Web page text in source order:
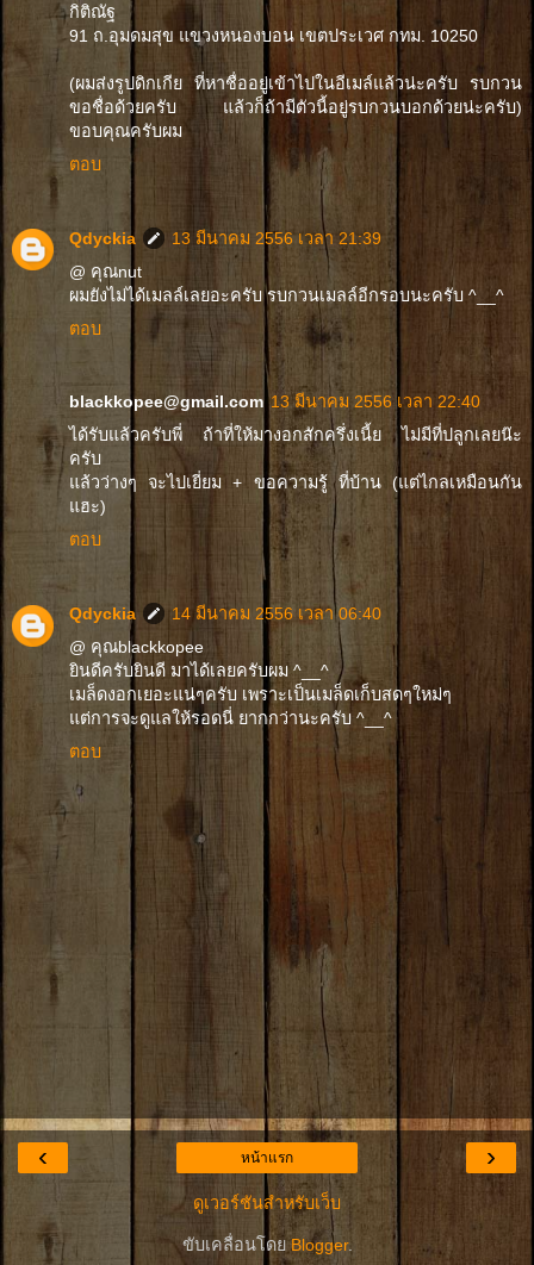
กิติณัฐ
91 ถ.อุมดมสุข แขวงหนองบอน เขตประเวศ กทม. 10250
(ผมส่งรูปดิกเกีย ที่หาชื่ออยู่เข้าไปในอีเมล์แล้วน่ะครับ รบกวน
ขอชื่อด้วยครับ แล้วก็ถ้ามีตัวนี้อยู่รบกวนบอกด้วยน่ะครับ)
ขอบคุณครับผม
ตอบ
Qdyckia
13 มีนาคม 2556 เวลา 21:39
@ คุณnut
ผมยังไม่ได้เมลล์เลยอะครับ รบกวนเมลล์อีกรอบนะครับ ^__^
ตอบ
blackkopee@gmail.com 13 มีนาคม 2556 เวลา 22:40
ได้รับแล้วครับพี่ ถ้าที่ให้มางอกสักครึ่งเนี้ย ไม่มีที่ปลูกเลยน๊ะ
ครับ
แล้วว่างๆ จะไปเยี่ยม + ขอความรู้ ที่บ้าน (แต่ไกลเหมือนกัน
แฮะ)
ตอบ
Qdyckia
14 มีนาคม 2556 เวลา 06:40
@ คุณblackkopee
ยินดีครับยินดี มาได้เลยครับผม ^__^
เมล็ดงอกเยอะแน่ๆครับ เพราะเป็นเมล็ดเก็บสดๆใหม่ๆ
แต่การจะดูแลให้รอดนี่ ยากกว่านะครับ ^__^
ตอบ
‹ ›
หน้าแรก
ดูเวอร์ชันสำหรับเว็บ
ขับเคลื่อนโดยBlogger.